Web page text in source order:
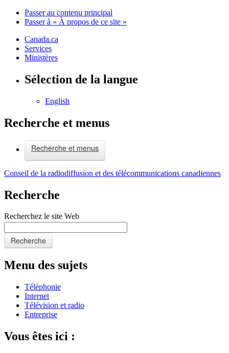
Passer au contenu principal
Passer à « À propos de ce site »
Canada.ca
Services
Ministères
Sélection de la langue
English
Recherche et menus
Recherche et menus
Conseil de la radiodiffusion et des télécommunications canadiennes
Recherche
Recherchez le site Web
Recherche
Menu des sujets
Téléphonie
Internet
Télévision et radio
Entreprise
Vous êtes ici :